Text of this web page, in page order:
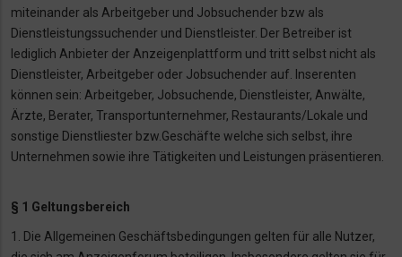
miteinander als Arbeitgeber und Jobsuchender bzw als
Dienstleistungssuchender und Dienstleister. Der Betreiber ist
lediglich Anbieter der Anzeigenplattform und tritt selbst nicht als
Dienstleister, Arbeitgeber oder Jobsuchender auf. Inserenten
können sein: Arbeitgeber, Jobsuchende, Dienstleister, Anwälte,
Ärzte, Berater, Transportunternehmer, Restaurants/Lokale und
sonstige Dienstliester bzw.Geschäfte welche sich selbst, ihre
Unternehmen sowie ihre Tätigkeiten und Leistungen präsentieren.
§ 1 Geltungsbereich
1. Die Allgemeinen Geschäftsbedingungen gelten für alle Nutzer,